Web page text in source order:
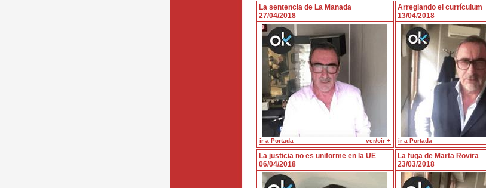
La sentencia de La Manada
27/04/2018
ir a Portada ver/oir +
Arreglando el currículum
13/04/2018
ir a Portada
La justicia no es uniforme en la UE
06/04/2018
La fuga de Marta Rovira
23/03/2018